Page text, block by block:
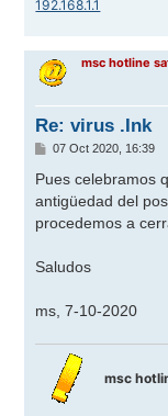
192.168.1.1
msc hotline
Re: virus .Ink
M
n
a
j
e
07 Oct 2020, 16:39
Pues celebramos
antigüedad del
procedemos a
Saludos
ms, 7-10-2020
msc